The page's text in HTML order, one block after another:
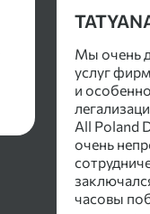
Мы очень
услуг
и
All Poland
очень
часовы